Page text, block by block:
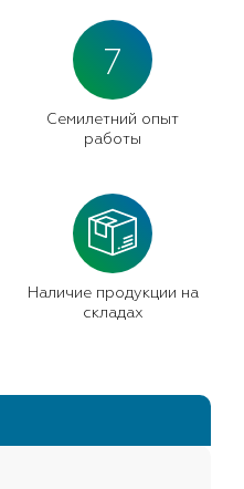
7
Семилетний опыт
работы
Наличие продукции на
складах